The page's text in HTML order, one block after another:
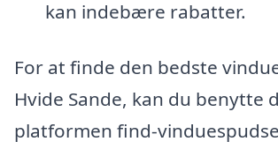
kan indebære rabatter.
For at finde den bedste
Hvide Sande, kan du benytte
platformen find-